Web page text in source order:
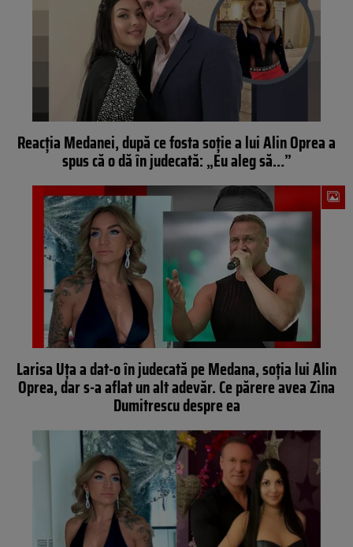
Reacția Medanei, după ce fosta soție a lui Alin Oprea a
spus că o dă în judecată: „Eu aleg să…”
Larisa Uța a dat-o în judecată pe Medana, soția lui Alin
Oprea, dar s-a aflat un alt adevăr. Ce părere avea Zina
Dumitrescu despre ea